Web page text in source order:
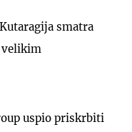
smatra
uspio priskrbiti